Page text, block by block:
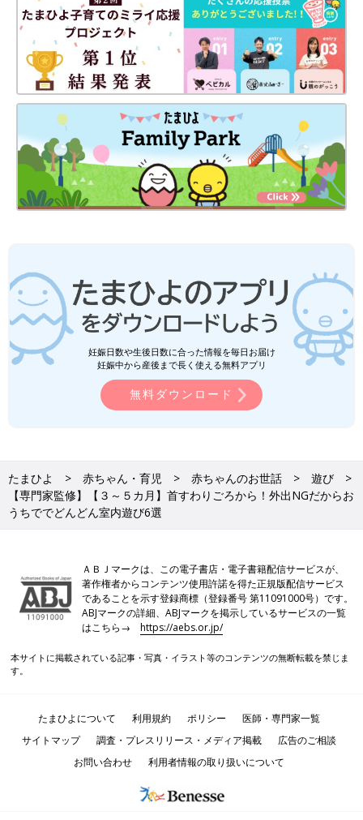
妊娠日数や生後日数に合った情報を毎日お届け
妊娠中から産後まで長く使える無料アプリ
無料ダウンロード
たまひよ 赤ちゃん・育児 赤ちゃんのお世話
遊び
【専門家監修】【３～５カ月】首すわりごろから！外出NGだからお
うちででどんどん室内遊び6選
ＡＢＪマークは、この電子書店・電子書籍配信サービスが、
著作権者からコンテンツ使用許諾を得た正規版配信サービス
であることを示す登録商標（登録番号 第11091000号）です。
ABJマークの詳細、ABJマークを掲示しているサービスの一覧
はこちら→https://aebs.or.jp/
本サイトに掲載されている記事・写真・イラスト等のコンテンツの無断転載を禁じま
す。
たまひよについて 利用規約 ポリシー
医師・専門家一覧
サイトマップ
調査・プレスリリース・メディア掲載
広告のご相談
お問い合わせ
利用者情報の取り扱いについて